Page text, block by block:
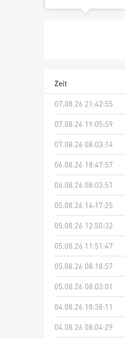
Zeit
07.08.26 21:42:55
07.08.26 19:05:59
07.08.26 08:03:14
06.08.26 18:47:57
06.08.26 08:03:51
05.08.26 14:17:25
05.08.26 12:50:32
05.08.26 11:51:47
05.08.26 08:18:57
05.08.26 08:03:01
04.08.26 18:38:11
04.08.26 08:04:29